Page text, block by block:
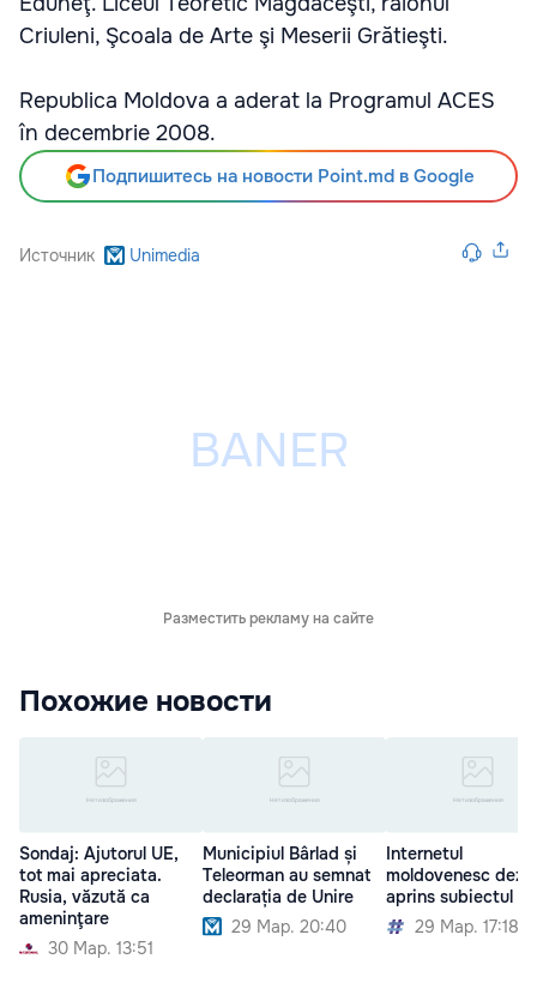
Criuleni, Şcoala de Arte şi Meserii Grătieşti.
Republica Moldova a aderat la Programul ACES
în decembrie 2008.
Подпишитесь на новости Point.md в Google
Источник Unimedia
Разместить рекламу на сайте
Похожие новости
Sondaj: Ajutorul UE,
tot mai apreciata.
Rusia, văzută ca
ameninţare
30 Мар. 13:51
Municipiul Bârlad și
Teleorman au semnat
declarația de Unire
29 Мар. 20:40
Internetul
moldovenesc
aprins subiectul
29 Мар. 17:18